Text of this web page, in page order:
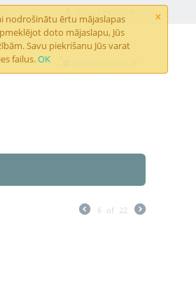
×
nodrošinātu ērtu mājaslapas
doto mājaslapu, Jūs
Savu piekrišanu Jūs varat
failus.OK
6 of 22